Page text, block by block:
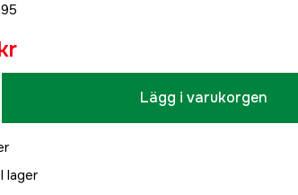
Lägg i varukorgen
I lager